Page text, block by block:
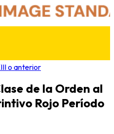
o anterior
de la Orden al
Rojo Período